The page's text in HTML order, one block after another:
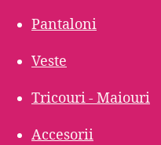
Pantaloni
Veste
Tricouri - Maiouri
Accesorii